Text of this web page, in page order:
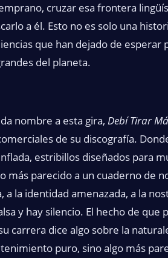
cruzar esa frontera
a él. Esto no es solo una
que han dejado de esperar
del planeta.
nombre a esta gira, Debí Tirar
de su discografía.
estribillos diseñados para
parecido a un cuaderno de
a la identidad amenazada, a la
y hay silencio. El hecho de que
carrera dice algo sobre la
puro, sino algo más